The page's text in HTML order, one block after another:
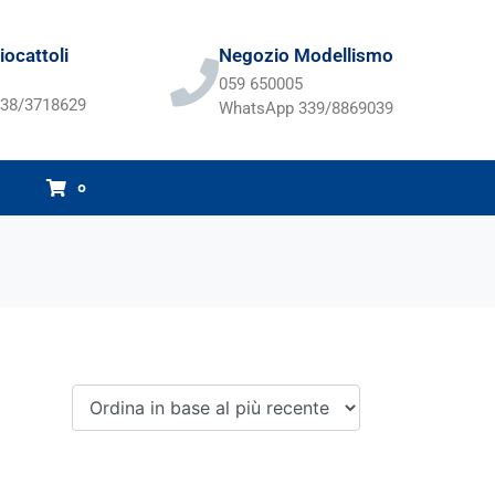
3718629
Negozio Modellismo
059 650005
WhatsApp 339/8869039
0